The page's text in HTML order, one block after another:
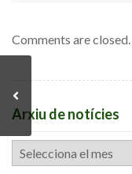
Comments are closed.
Arxiu de notícies
Arxiu
de